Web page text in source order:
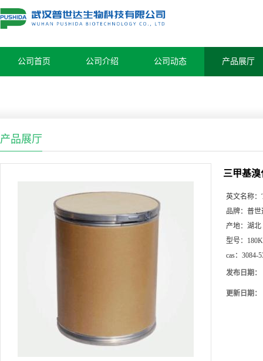
公司首页 公司介绍 公司动态 产品展厅
产品展厅
三甲基溴
英文名称：
品牌： 普世
产地： 湖北
型号：
cas： 3084-
发布日期：
更新日期：